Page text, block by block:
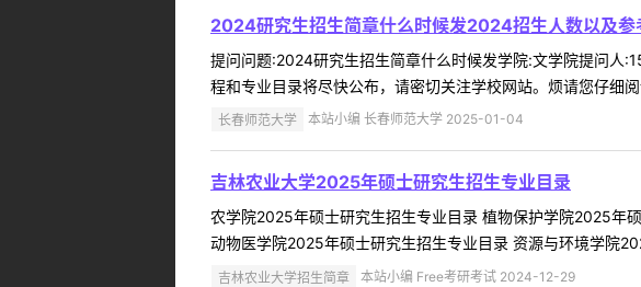
2024研究生招生简章什么时候发2024招生人数以及参
提问问题:2024研究生招生简章什么时候发学院:文学院提问
程和专业目录将尽快公布，请密切关注学校网站。烦请您仔细
长春师范大学 本站小编 长春师范大学 2025-01-04
吉林农业大学2025年硕士研究生招生专业目录
农学院2025年硕士研究生招生专业目录 植物保护学院2025年
动物医学院2025年硕士研究生招生专业目录 资源与环境学院
吉林农业大学招生简章 本站小编 Free考研考试 2024-12-29